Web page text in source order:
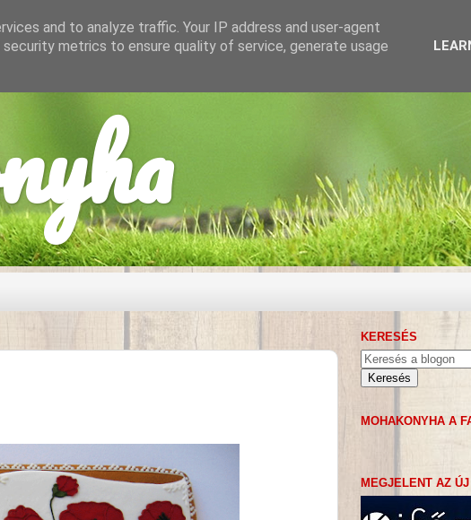
KERESÉS
MOHAKONYHA A
MEGJELENT AZ
and to analyze traffic. Your IP address and user-agent
metrics to ensure quality of service, generate usage